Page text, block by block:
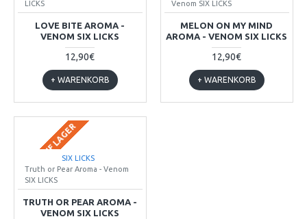
LICKS
LOVE BITE AROMA -
VENOM SIX LICKS
12,90€
+ WARENKORB
Venom SIX LICKS
MELON ON MY MIND
AROMA - VENOM SIX LICKS
12,90€
+ WARENKORB
BALD AUF LAGERSIX LICKS
Truth or Pear Aroma - Venom
SIX LICKS
TRUTH OR PEAR AROMA -
VENOM SIX LICKS